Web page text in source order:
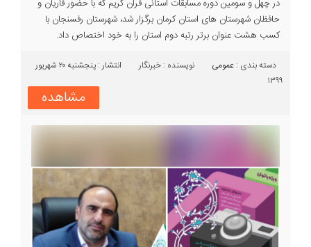
در چهل و سومین دوره مسابقات استانی قرآن کریم که با حضور قاریان و
حافظان شهرستان های استان کرمان برگزار شد، شهرستان رفسنجان با
کسب هشت عنوان برتر رتبه دوم استان را به خود اختصاص داد.
دسته بندی :‌ عمومی نویسنده : خبرنگار
انتشار : پنجشنبه ۲۰ شهریور
۱۳۹۹
مشاهده